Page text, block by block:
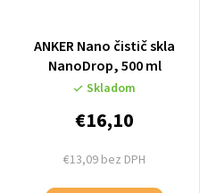
ANKER Nano čistič skla
NanoDrop, 500 ml
Skladom
€13,09 bez DPH
€16,10